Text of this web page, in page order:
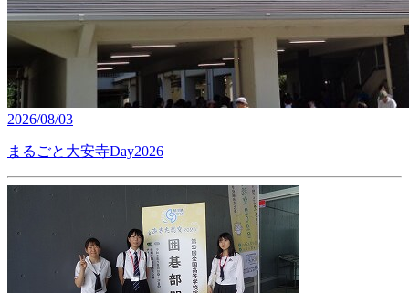
2026/08/03
まるごと大安寺Day2026